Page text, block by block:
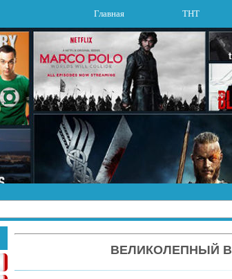
Главная ТНТ
ВЕЛИКОЛЕПНЫЙ